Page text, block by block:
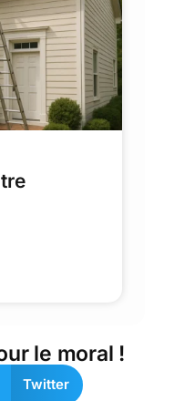
le moral !
Twitter